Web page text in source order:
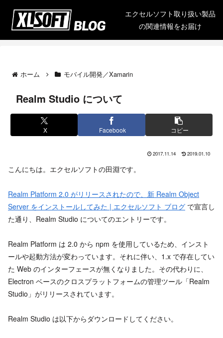
エクセルソフト取り扱い製品
の関連情報をお届け
ホーム モバイル開発／Xamarin
Realm Studio について
X Facebook コピー
2017.11.14 2019.01.10
こんにちは。エクセルソフトの田淵です。
Realm Platform 2.0 がリリースされたので、新 Realm Object
Server をインストールしてみた | エクセルソフト ブログ で宣言し
た通り、Realm Studio についてのエントリーです。
Realm Platform は 2.0 から npm を使用しているため、インスト
ールや起動方法が変わっています。それに伴い、1.x で存在してい
た Web のインターフェースが無くなりました。その代わりに、
Electron ベースのクロスプラットフォームの管理ツール「Realm
Studio」がリリースされています。
Realm Studio は以下からダウンロードしてください。